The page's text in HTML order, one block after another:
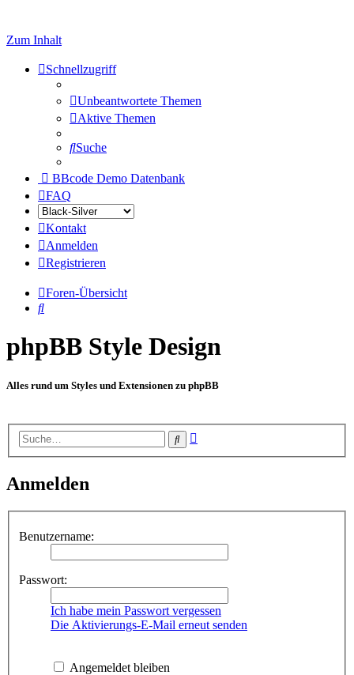
Zum Inhalt
Schnellzugriff
Unbeantwortete Themen
Aktive Themen
Suche
BBcode Demo Datenbank
FAQ
Kontakt
Anmelden
Registrieren
Foren-Übersicht
Suche
phpBB Style Design
Alles rund um Styles und Extensionen zu phpBB
Suche
Anmelden
Benutzername:
Passwort:
Ich habe mein Passwort vergessen
Die Aktivierungs-E-Mail erneut senden
Angemeldet bleiben